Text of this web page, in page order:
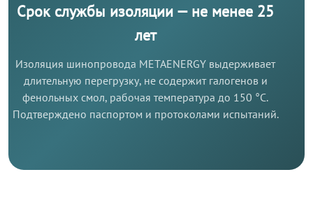
Срок службы изоляции — не менее 25
лет
Изоляция шинопровода METAENERGY выдерживает
длительную перегрузку, не содержит галогенов и
фенольных смол, рабочая температура до 150 °C.
Подтверждено паспортом и протоколами испытаний.